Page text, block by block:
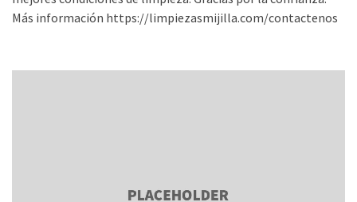
Más información https://limpiezasmijilla.com/contactenos